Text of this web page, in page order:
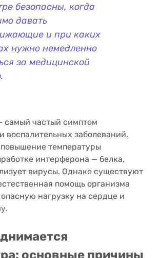
безопасны, когда
давать
и при каких
нужно немедленно
за медицинской
самый частый симптом
воспалительных заболеваний.
температуры
интерферона — белка,
вирусы. Однако существуют
помощь организма
нагрузку на сердце и
основные причины